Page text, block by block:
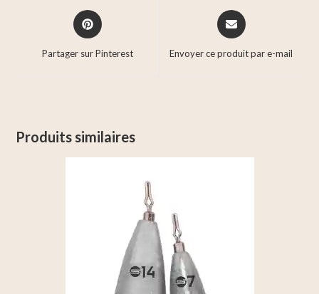
Partager sur Pinterest Envoyer ce produit par e-mail
Produits similaires